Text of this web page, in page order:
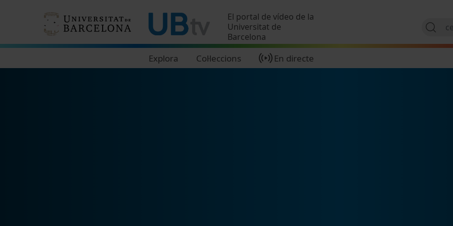
El portal de vídeo de la
Universitat de
Barcelona
Explora Col·leccions En directe